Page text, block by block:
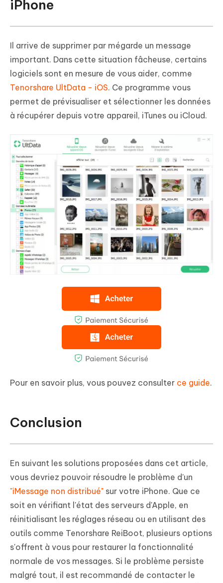
iPhone
Il arrive de supprimer par mégarde un message
important. Dans cette situation fâcheuse, certains
logiciels sont en mesure de vous aider, comme
Tenorshare UltData - iOS. Ce programme vous
permet de prévisualiser et sélectionner les données
à récupérer depuis votre appareil, iTunes ou iCloud.
Pour en savoir plus, vous pouvez consulter ce guide.
Conclusion
En suivant les solutions proposées dans cet article,
vous devriez pouvoir résoudre le problème d'un
"iMessage non distribué" sur votre iPhone. Que ce
soit en vérifiant l'état des serveurs d'Apple, en
réinitialisant les réglages réseau ou en utilisant des
outils comme Tenorshare ReiBoot, plusieurs options
s'offrent à vous pour restaurer la fonctionnalité
normale de vos messages. Si le problème persiste
malgré tout, il est recommandé de contacter le